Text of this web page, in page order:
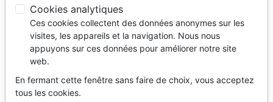
9 - 12 ansPage 2 / 22
Filtrer tune
Jeunesse 9 à 12 ans Bandes dessinées
Cookies analytiques
Ces cookies collectent des données anonymes sur les
visites, les appareils et la navigation. Nous nous
appuyons sur ces données pour améliorer notre site
web.
En fermant cette fenêtre sans faire de choix, vous acceptez
tous les cookies.